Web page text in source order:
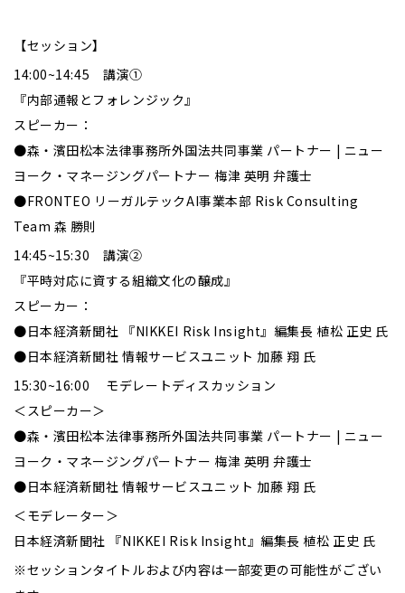
【セッション】
14:00~14:45 講演①
『内部通報とフォレンジック』
スピーカー：
●森・濱田松本法律事務所外国法共同事業 パートナー | ニュー
ヨーク・マネージングパートナー 梅津 英明 弁護士
●FRONTEO リーガルテックAI事業本部 Risk Consulting
Team 森 勝則
14:45~15:30 講演②
『平時対応に資する組織文化の醸成』
スピーカー：
●日本経済新聞社 『NIKKEI Risk Insight』編集長 植松 正史 氏
●日本経済新聞社 情報サービスユニット 加藤 翔 氏
15:30~16:00 モデレートディスカッション
＜スピーカー＞
●森・濱田松本法律事務所外国法共同事業 パートナー | ニュー
ヨーク・マネージングパートナー 梅津 英明 弁護士
●日本経済新聞社 情報サービスユニット 加藤 翔 氏
＜モデレーター＞
日本経済新聞社 『NIKKEI Risk Insight』編集長 植松 正史 氏
※セッションタイトルおよび内容は一部変更の可能性がござい